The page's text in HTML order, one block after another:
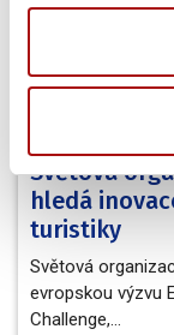
Světová
hledá
turistiky
Světová
evropskou výzvu
Challenge,…